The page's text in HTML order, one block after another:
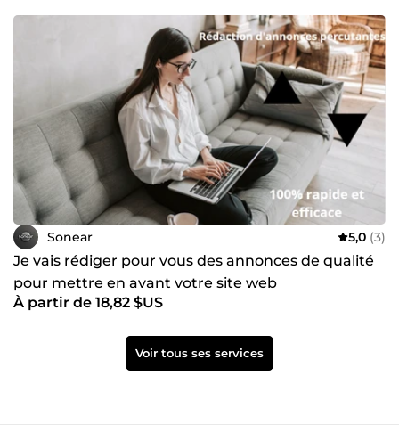
Sonear 5,0 (3)
Je vais rédiger pour vous des annonces de qualité
pour mettre en avant votre site web
À partir de 18,82 $US
Voir tous ses services